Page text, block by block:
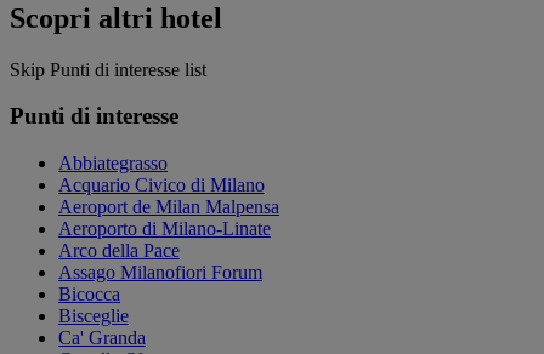
Scopri altri hotel
Skip Punti di interesse list
Punti di interesse
Abbiategrasso
Acquario Civico di Milano
Aeroport de Milan Malpensa
Aeroporto di Milano-Linate
Arco della Pace
Assago Milanofiori Forum
Bicocca
Bisceglie
Ca' Granda